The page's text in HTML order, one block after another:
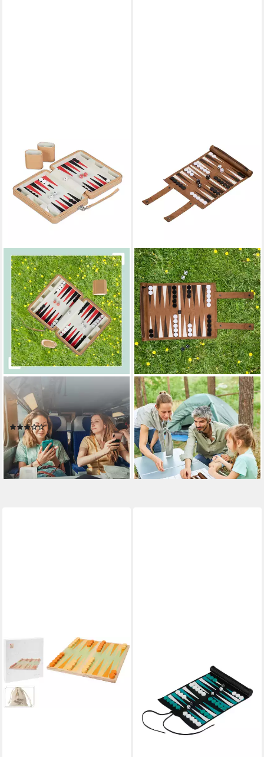
RELAXDAYS
Spiel Backgammon Reisespiel,
Strategiespiel, hellbraun
(2)
17,99 € UVP39,99 €
-55%
lieferbar - in 2-3 Werktagen bei dir
RELAXDAYS
Spiel Backgammon zum
Aufrollen, Strategiespiel
19,99 € UVP39,99 €
-50%
lieferbar - in 2-3 Werktagen bei dir